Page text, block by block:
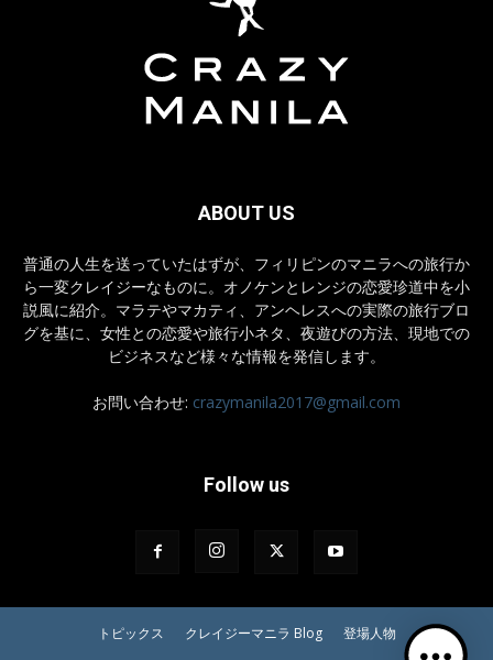
ABOUT US
普通の人生を送っていたはずが、フィリピンのマニラへの旅行か
ら一変クレイジーなものに。オノケンとレンジの恋愛珍道中を小
説風に紹介。マラテやマカティ、アンヘレスへの実際の旅行ブロ
グを基に、女性との恋愛や旅行小ネタ、夜遊びの方法、現地での
ビジネスなど様々な情報を発信します。
お問い合わせ: crazymanila2017@gmail.com
Follow us
トピックス クレイジーマニラ Blog 登場人物